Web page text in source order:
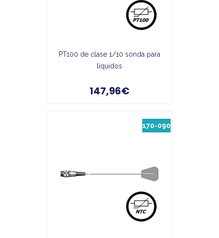
PT100 de clase 1/10 sonda para
líquidos
147,96€
170-090